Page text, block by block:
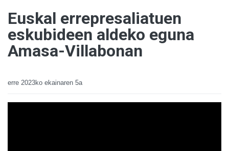
Euskal errepresaliatuen
eskubideen aldeko eguna
Amasa-Villabonan
erre 2023ko ekainaren 5a